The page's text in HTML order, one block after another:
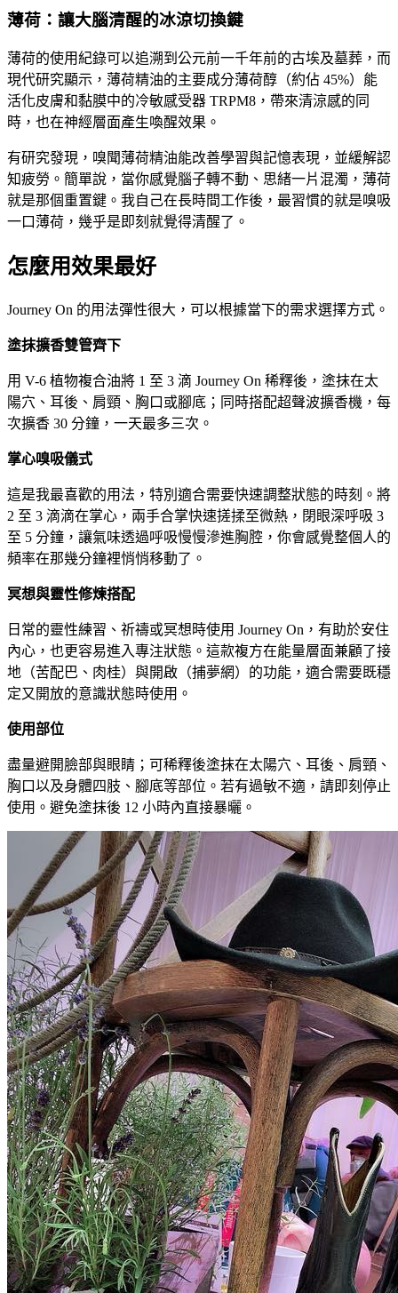
薄荷：讓大腦清醒的冰涼切換鍵
薄荷的使用紀錄可以追溯到公元前一千年前的古埃及墓葬，而
現代研究顯示，薄荷精油的主要成分薄荷醇（約佔 45%）能
活化皮膚和黏膜中的冷敏感受器 TRPM8，帶來清涼感的同
時，也在神經層面產生喚醒效果。
有研究發現，嗅聞薄荷精油能改善學習與記憶表現，並緩解認
知疲勞。簡單說，當你感覺腦子轉不動、思緒一片混濁，薄荷
就是那個重置鍵。我自己在長時間工作後，最習慣的就是嗅吸
一口薄荷，幾乎是即刻就覺得清醒了。
怎麼用效果最好
Journey On 的用法彈性很大，可以根據當下的需求選擇方式。
塗抹擴香雙管齊下
用 V-6 植物複合油將 1 至 3 滴 Journey On 稀釋後，塗抹在太
陽穴、耳後、肩頸、胸口或腳底；同時搭配超聲波擴香機，每
次擴香 30 分鐘，一天最多三次。
掌心嗅吸儀式
這是我最喜歡的用法，特別適合需要快速調整狀態的時刻。將
2 至 3 滴滴在掌心，兩手合掌快速搓揉至微熱，閉眼深呼吸 3
至 5 分鐘，讓氣味透過呼吸慢慢滲進胸腔，你會感覺整個人的
頻率在那幾分鐘裡悄悄移動了。
冥想與靈性修煉搭配
日常的靈性練習、祈禱或冥想時使用 Journey On，有助於安住
內心，也更容易進入專注狀態。這款複方在能量層面兼顧了接
地（苦配巴、肉桂）與開啟（捕夢網）的功能，適合需要既穩
定又開放的意識狀態時使用。
使用部位
盡量避開臉部與眼睛；可稀釋後塗抹在太陽穴、耳後、肩頸、
胸口以及身體四肢、腳底等部位。若有過敏不適，請即刻停止
使用。避免塗抹後 12 小時內直接暴曬。